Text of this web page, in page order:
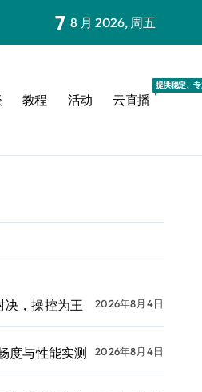
7 8 月 2026, 周五
教程 活动 云直播
提供稳定、
决，操控为王 2026年8月4日
度与性能实测 2026年8月4日